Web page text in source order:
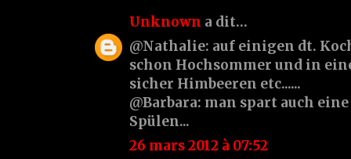
Unknown a dit…
@Nathalie: auf einigen dt.
schon Hochsommer und in
sicher Himbeeren etc......
@Barbara: man spart auch
Spülen...
26 mars 2012 à 07:52